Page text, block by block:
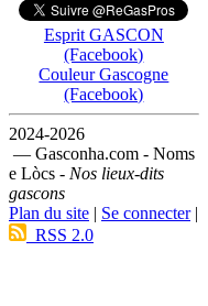
Esprit GASCON
(Facebook)
Couleur Gascogne
(Facebook)
2024-2026
— Gasconha.com - Noms
e Lòcs - Nos lieux-dits
gascons
Plan du site | Se connecter|
RSS 2.0